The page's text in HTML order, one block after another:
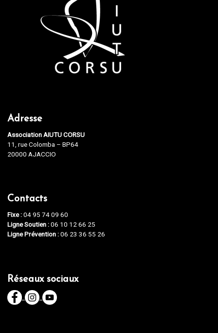
Adresse
Association AIUTU CORSU
11, rue Colomba – BP64
20000 AJACCIO
Contacts
Fixe :04 95 74 09 60
Ligne Soutien :06 10 12 66 25
Ligne Prévention :06 23 36 55 26
Réseaux sociaux